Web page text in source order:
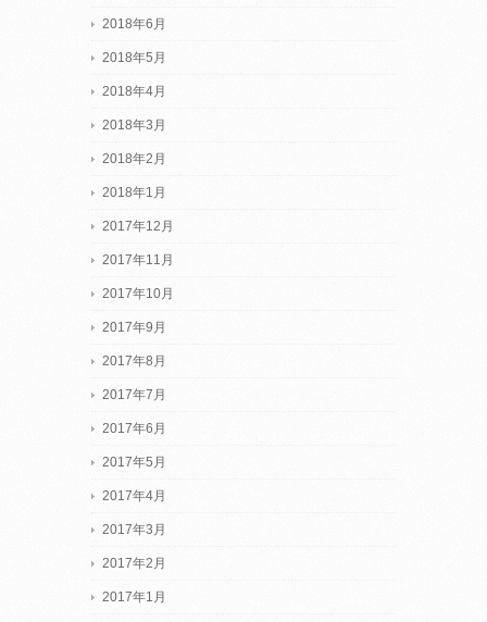
2018年6月
2018年5月
2018年4月
2018年3月
2018年2月
2018年1月
2017年12月
2017年11月
2017年10月
2017年9月
2017年8月
2017年7月
2017年6月
2017年5月
2017年4月
2017年3月
2017年2月
2017年1月